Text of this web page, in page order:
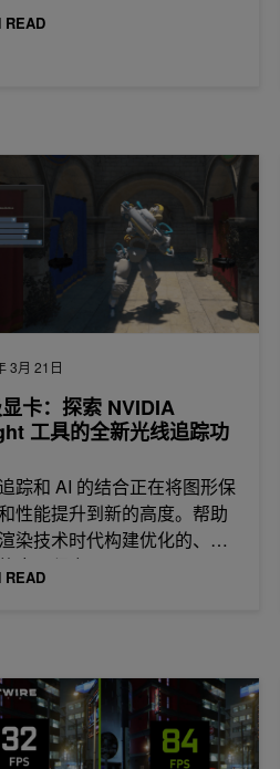
READ
3月 21日
卡：探索 NVIDIA
工具的全新光线追踪功
踪和 AI 的结合正在将图形保
性能提升到新的高度。帮助
染技术时代构建优化的、无
应用程序，
READ
：探索 NVIDIA Nsight 工具的全新光
超分辨率和虚幻引擎更新